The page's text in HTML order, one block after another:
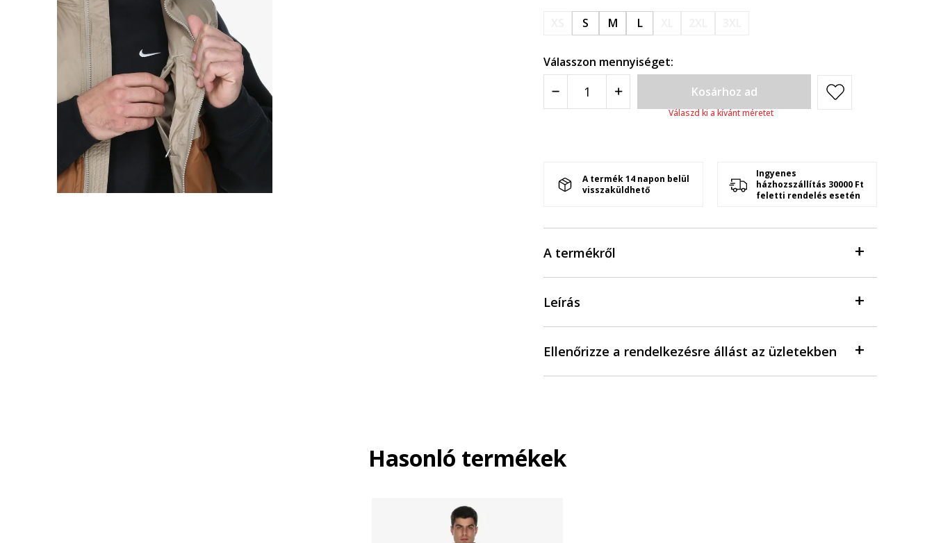
S M L
Válasszon mennyiséget:
Kosárhoz ad
Válaszd ki a kívánt méretet
A termék 14 napon belül
visszaküldhető
Ingyenes
házhozszállítás 30000 Ft
feletti rendelés esetén
A termékről
Leírás
Ellenőrizze a rendelkezésre állást az üzletekben
Hasonló termékek